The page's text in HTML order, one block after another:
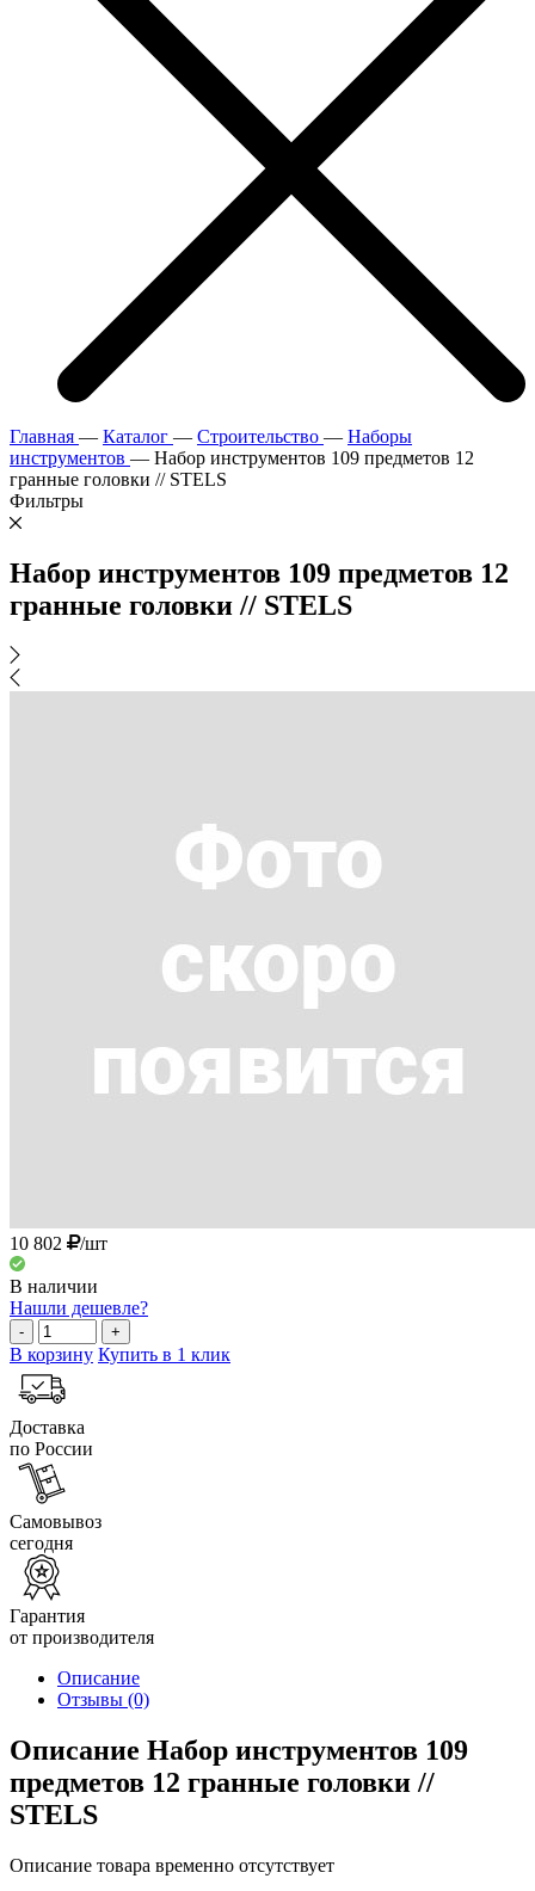
Главная — Каталог — Строительство — Наборы
инструментов — Набор инструментов 109 предметов 12
гранные головки // STELS
Фильтры
Набор инструментов 109 предметов 12
гранные головки // STELS
10 802 /шт
В наличии
Нашли дешевле?
- +
В корзину Купить в 1 клик
Доставка
по России
Самовывоз
сегодня
Гарантия
от производителя
Описание
Отзывы (0)
Описание Набор инструментов 109
предметов 12 гранные головки //
STELS
Описание товара временно отсутствует